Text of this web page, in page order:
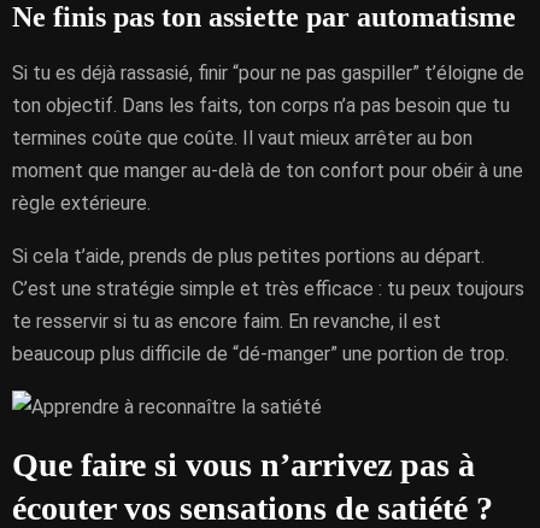
Ne finis pas ton assiette par automatisme
Si tu es déjà rassasié, finir “pour ne pas gaspiller” t’éloigne de
ton objectif. Dans les faits, ton corps n’a pas besoin que tu
termines coûte que coûte. Il vaut mieux arrêter au bon
moment que manger au-delà de ton confort pour obéir à une
règle extérieure.
Si cela t’aide, prends de plus petites portions au départ.
C’est une stratégie simple et très efficace : tu peux toujours
te resservir si tu as encore faim. En revanche, il est
beaucoup plus difficile de “dé-manger” une portion de trop.
Que faire si vous n’arrivez pas à
écouter vos sensations de satiété ?